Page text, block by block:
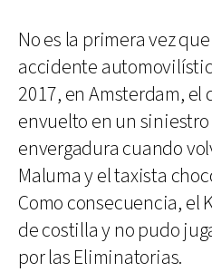
No es la primera vez
accidente
2017, en Amsterdam,
envuelto en un
envergadura cuando
Maluma y el taxista
Como consecuencia, el
de costilla y no pudo
por las Eliminatorias.